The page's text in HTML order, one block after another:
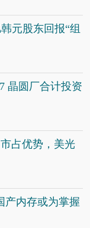
元股东回报“组
晶圆厂合计投资
占优势，美光
产内存或为掌握